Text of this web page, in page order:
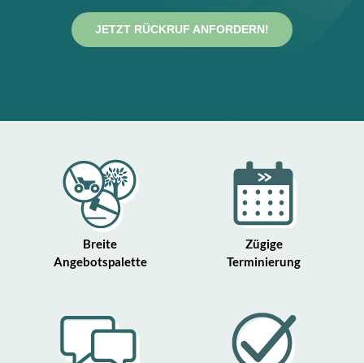
JETZT RÜCKRUF ANFORDERN!
Breite
Angebotspalette
Zügige
Terminierung